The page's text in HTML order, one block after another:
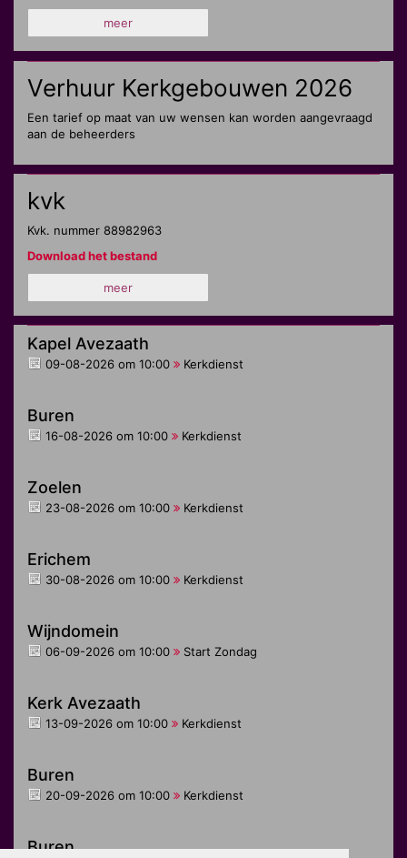
meer
Verhuur Kerkgebouwen 2026
Een tarief op maat van uw wensen kan worden aangevraagd
aan de beheerders
kvk
Kvk. nummer 88982963
Download het bestand
meer
Kapel Avezaath
09-08-2026 om 10:00 Kerkdienst
Buren
16-08-2026 om 10:00 Kerkdienst
Zoelen
23-08-2026 om 10:00 Kerkdienst
Erichem
30-08-2026 om 10:00 Kerkdienst
Wijndomein
06-09-2026 om 10:00 Start Zondag
Kerk Avezaath
13-09-2026 om 10:00 Kerkdienst
Buren
20-09-2026 om 10:00 Kerkdienst
Buren